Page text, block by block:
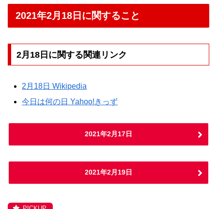
2021年2月18日に関すること
2月18日に関する関連リンク
2月18日 Wikipedia
今日は何の日 Yahoo!きっず
2021年2月17日
2021年2月19日